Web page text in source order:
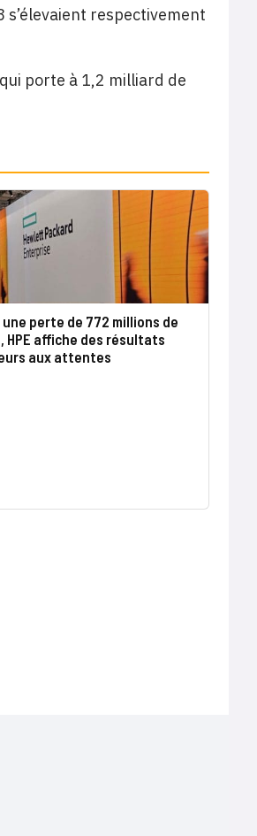
respectivement
porte à 1,2 milliard de
une perte de 772 millions de
HPE affiche des résultats
aux attentes